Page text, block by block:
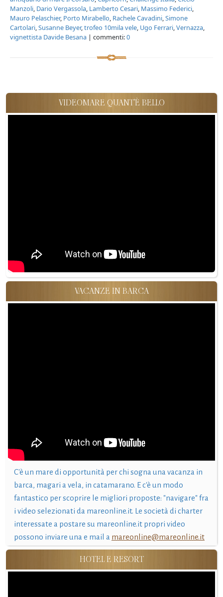
Manzoli, Dario Vergassola, Lamberto Cesari, Massimo Federici,
Mauro Pelaschier, Porto Mirabello, Rachele Cavadini,Simone
Cartolari,Susanne Beyer,trofeo 10mila vele, Ugo Ferrari,Vernazza,
vignettista Davide Besana | commenti:0
VIDEOMARE QUANT'È BELLO
VACANZE IN BARCA
C'è un mare di opportunità per chi sogna una vacanza in
barca, magari a vela, in catamarano. E c'è un modo
fantastico per scoprire le migliori proposte: "navigare" fra
i video selezionati da mareonline.it. Le società di charter
interessate a postare su mareonline.it propri video
possono inviare una e mail a mareonline@mareonline.it
HOTEL E RESORT